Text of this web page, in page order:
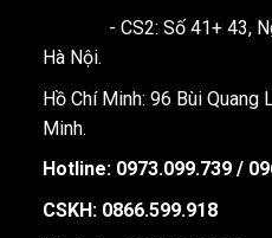
- CS2: Số 41+ 43,
Hà Nội.
Hồ Chí Minh: 96 Bùi Quang
Minh.
Hotline: 0973.099.739 /
CSKH: 0866.599.918